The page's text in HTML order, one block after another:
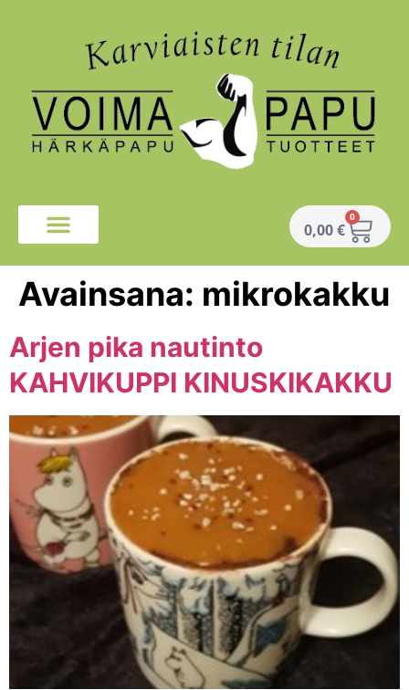
0,00€
0
Avainsana: mikrokakku
Arjen pika nautinto
KAHVIKUPPI KINUSKIKAKKU